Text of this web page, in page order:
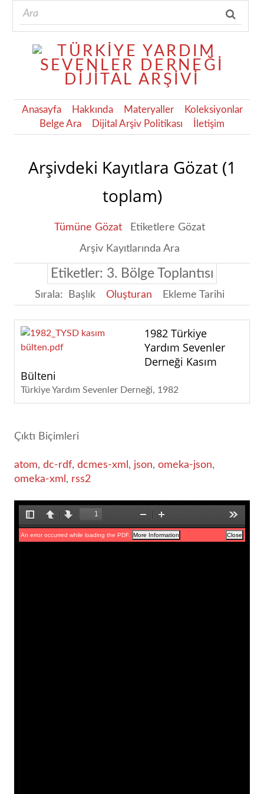
Anasayfa Hakkında Materyaller
Koleksiyonlar
Belge Ara
Dijital Arşiv Politikası İletişim
Arşivdeki Kayıtlara Gözat (1
toplam)
Tümüne Gözat
Etiketlere Gözat
Arşiv Kayıtlarında Ara
Etiketler: 3. Bölge Toplantısı
Sırala: Başlık Oluşturan Ekleme Tarihi
1982 Türkiye
Yardım Sevenler
Derneği Kasım
Bülteni
Türkiye Yardım Sevenler Derneği 1982
Çıktı Biçimleri
atom, dc-rdf, dcmes-xml , json, omeka-json,
omeka-xml , rss2